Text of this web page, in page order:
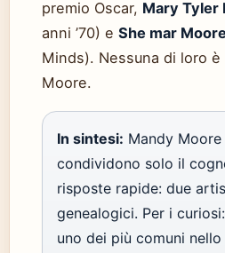
premio Oscar, Mary Tyler
anni ’70) e She mar
Minds). Nessuna di loro
Moore.
In sintesi: Mandy
condividono solo il
risposte rapide: due
genealogici. Per i
uno dei più comuni